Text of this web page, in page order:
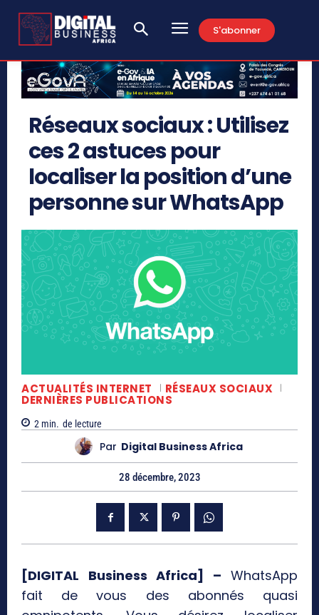
S'abonner
Réseaux sociaux : Utilisez
ces 2 astuces pour
localiser la position d’une
personne sur WhatsApp
ACTUALITÉS INTERNET RÉSEAUX SOCIAUX
DERNIÈRES PUBLICATIONS
2 min. de lecture
Par Digital Business Africa
28 décembre, 2023
[DIGITAL Business Africa] – WhatsApp
fait de vous des abonnés quasi